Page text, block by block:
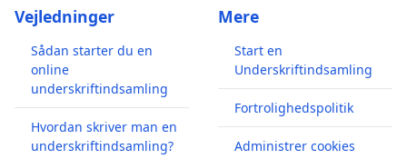
Vejledninger
Sådan starter du en
online
underskriftindsamling
Hvordan skriver man en
underskriftindsamling?
Mere
Start en
Underskriftindsamling
Fortrolighedspolitik
Administrer cookies